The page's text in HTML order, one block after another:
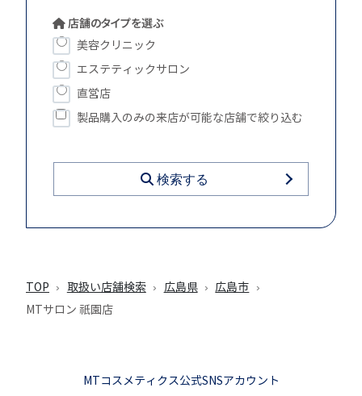
店舗のタイプを選ぶ
美容クリニック
エステティックサロン
直営店
製品購入のみの来店が可能な店舗で絞り込む
検索する
TOP 取扱い店舗検索 広島県
広島市
MTサロン 祇園店
MTコスメティクス公式SNSアカウント